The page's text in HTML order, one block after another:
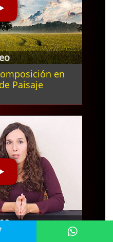
en
Paisaje
en Fotografía de